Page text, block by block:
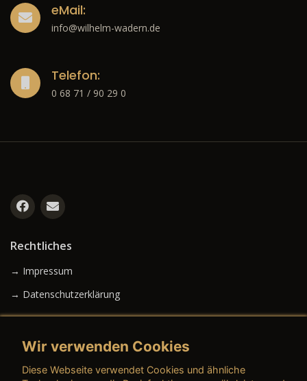
eMail:
info@wilhelm-wadern.de
Telefon:
0 68 71 / 90 29 0
Rechtliches
→ Impressum
→ Datenschutzerklärung
Wir verwenden Cookies
Diese Webseite verwendet Cookies und ähnliche